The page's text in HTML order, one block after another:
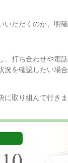
ただくのか、明
打ち合わせや電
況を確認したい場
取り組んで行きま